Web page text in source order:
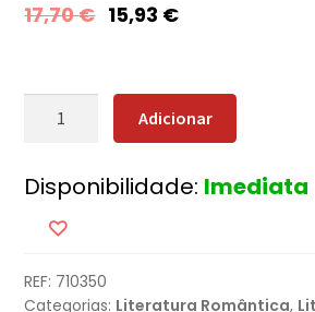
17,70€ 15,93 €
Quantidade
da
Fortuna
Adicionar
Disponibilidade: Imediata
REF: 710350
Categorias: Literatura Romântica,